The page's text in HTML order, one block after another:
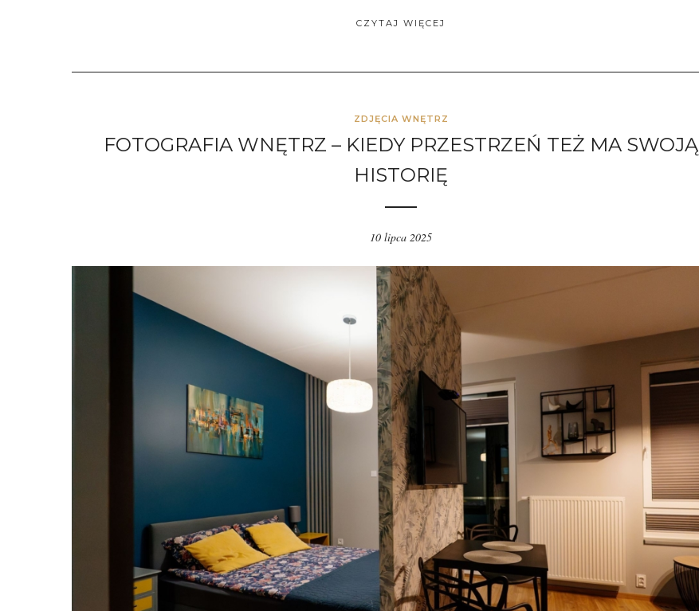
CZYTAJ WIĘCEJ
ZDJĘCIA WNĘTRZ
FOTOGRAFIA WNĘTRZ – KIEDY PRZESTRZEŃ TEŻ MA SWOJĄ
HISTORIĘ
10 lipca 2025